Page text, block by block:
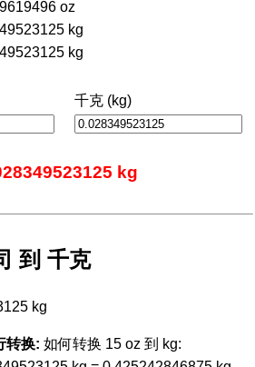
oz
kg
kg
千克 (kg)
kg
到 千克
kg
转换: 如何转换 15 oz 到 kg: